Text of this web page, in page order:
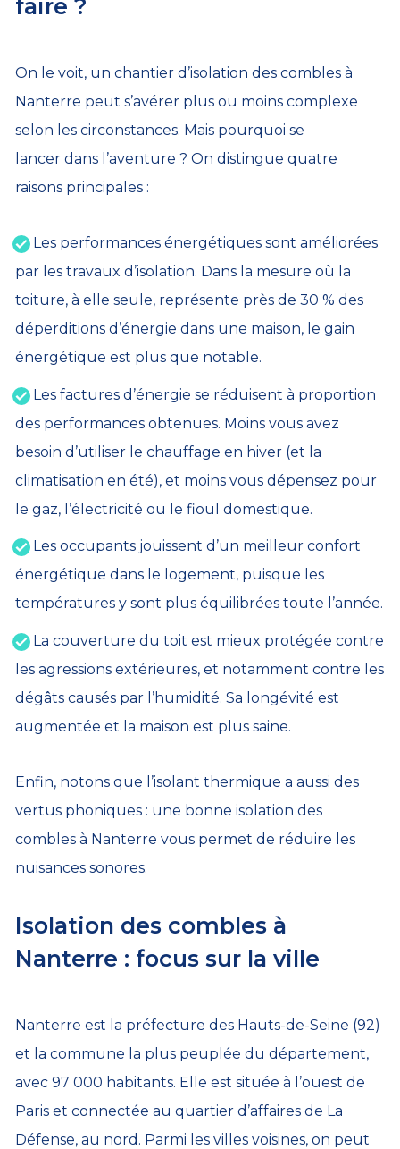
faire ?
On le voit, un chantier d’isolation des combles à
Nanterre peut s’avérer plus ou moins complexe
selon les circonstances. Mais pourquoi se
lancer dans l’aventure ? On distingue quatre
raisons principales :
Les performances énergétiques sont améliorées
par les travaux d’isolation. Dans la mesure où la
toiture, à elle seule, représente près de 30 % des
déperditions d’énergie dans une maison, le gain
énergétique est plus que notable.
Les factures d’énergie se réduisent à proportion
des performances obtenues. Moins vous avez
besoin d’utiliser le chauffage en hiver (et la
climatisation en été), et moins vous dépensez pour
le gaz, l’électricité ou le fioul domestique.
Les occupants jouissent d’un meilleur confort
énergétique dans le logement, puisque les
températures y sont plus équilibrées toute l’année.
La couverture du toit est mieux protégée contre
les agressions extérieures, et notamment contre les
dégâts causés par l’humidité. Sa longévité est
augmentée et la maison est plus saine.
Enfin, notons que l’isolant thermique a aussi des
vertus phoniques : une bonne isolation des
combles à Nanterre vous permet de réduire les
nuisances sonores.
Isolation des combles à
Nanterre : focus sur la ville
Nanterre est la préfecture des Hauts-de-Seine (92)
et la commune la plus peuplée du département,
avec 97 000 habitants. Elle est située à l’ouest de
Paris et connectée au quartier d’affaires de La
Défense, au nord. Parmi les villes voisines, on peut